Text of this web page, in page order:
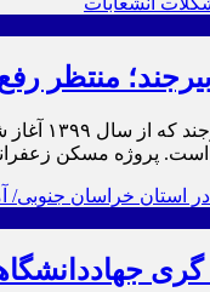
است. پروژه مسکن